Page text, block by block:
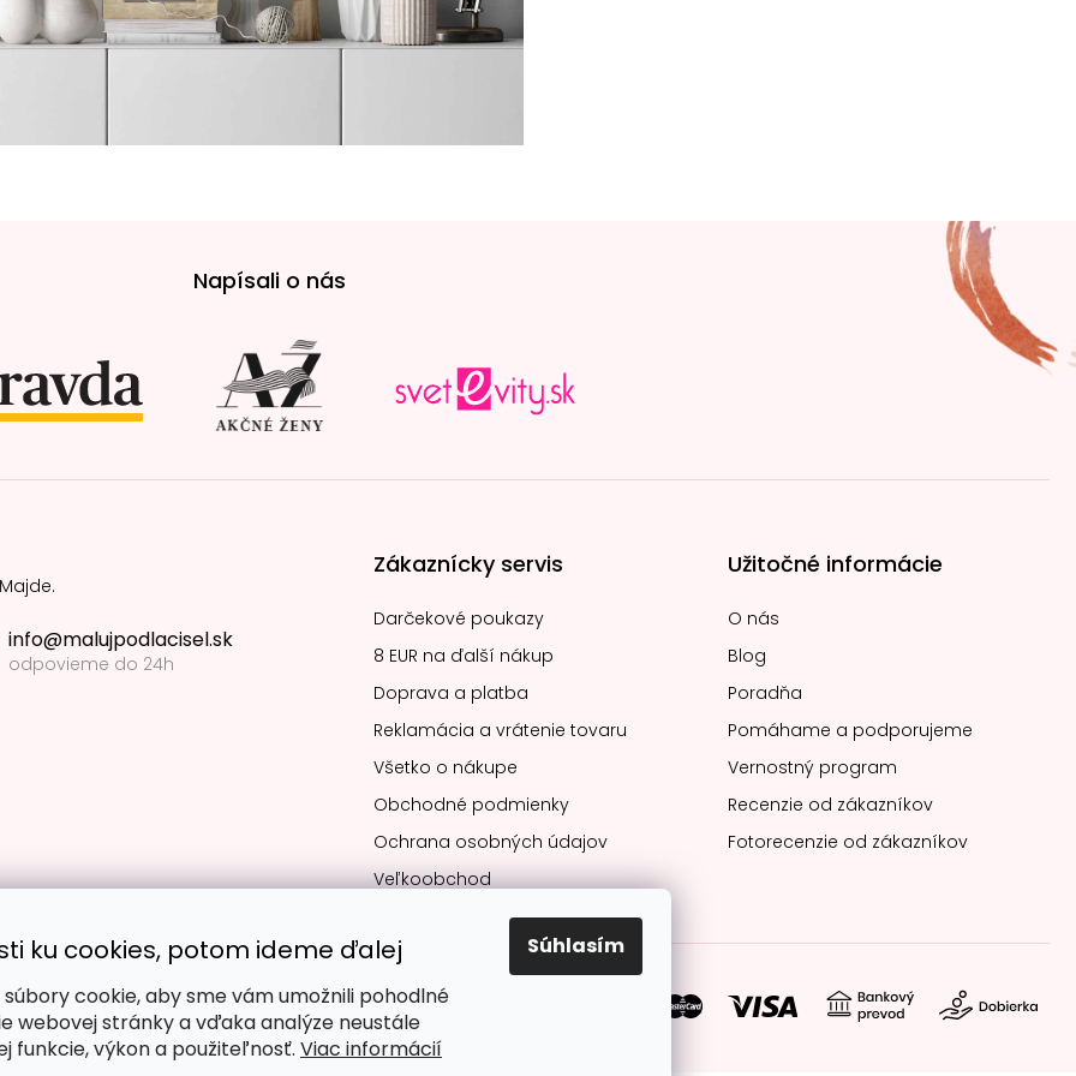
ku cookies, potom ideme ďalej
cookie, aby sme vám umožnili pohodlné
webovej stránky a vďaka analýze neustále
funkcie, výkon a použiteľnosť. Viac informácií
Súhlasím
Napísali o nás
info@malujpodlacisel.sk
odpovieme do 24h
Zákaznícky servis
Darčekové poukazy
8 EUR na ďalší nákup
Doprava a platba
Reklamácia a vrátenie tovaru
Všetko o nákupe
Obchodné podmienky
Ochrana osobných údajov
Veľkoobchod
Užitočné informácie
O nás
Blog
Poradňa
Pomáhame a podporujeme
Vernostný program
Recenzie od zákazníkov
Fotorecenzie od zákazníkov
Obľúbené spôsoby platby: